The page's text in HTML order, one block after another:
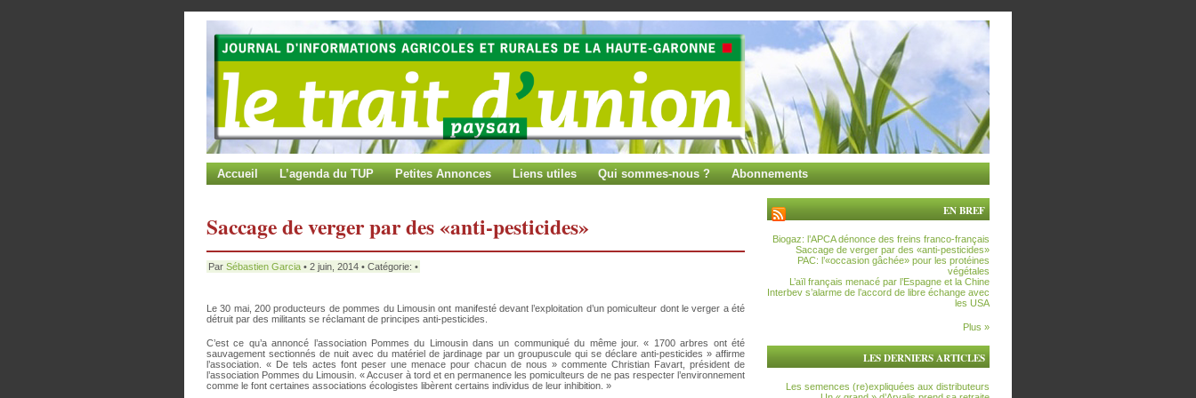
Accueil L’agenda du TUP Petites Annonces Liens utiles Qui sommes-nous ? Abonnements
Saccage de verger par des «anti-pesticides»
Par Sébastien Garcia • 2 juin, 2014 • Catégorie: •
Le 30 mai, 200 producteurs de pommes du Limousin ont manifesté devant l’exploitation d’un pomiculteur dont le verger a été
détruit par des militants se réclamant de principes anti-pesticides.
C’est ce qu’a annoncé l’association Pommes du Limousin dans un communiqué du même jour. « 1700 arbres ont été
sauvagement sectionnés de nuit avec du matériel de jardinage par un groupuscule qui se déclare anti-pesticides » affirme
l’association. « De tels actes font peser une menace pour chacun de nous » commente Christian Favart, président de
l’association Pommes du Limousin. « Accuser à tord et en permanence les pomiculteurs de ne pas respecter l’environnement
comme le font certaines associations écologistes libèrent certains individus de leur inhibition. »
EN BREF
Biogaz: l’APCA dénonce des freins franco-français
Saccage de verger par des «anti-pesticides»
PAC: l’«occasion gâchée» pour les protéines
végétales
L’aïl français menacé par l’Espagne et la Chine
Interbev s’alarme de l’accord de libre échange avec
les USA
Plus »
LES DERNIERS ARTICLES
Les semences (re)expliquées aux distributeurs